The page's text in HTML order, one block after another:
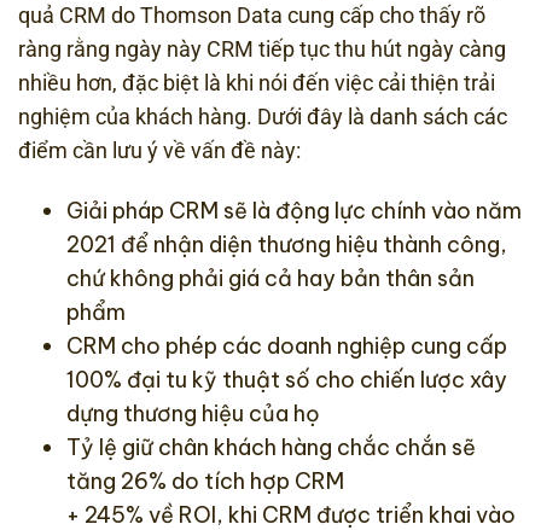
quả CRM do Thomson Data cung cấp cho thấy rõ
ràng rằng ngày này CRM tiếp tục thu hút ngày càng
nhiều hơn, đặc biệt là khi nói đến việc cải thiện trải
nghiệm của khách hàng. Dưới đây là danh sách các
điểm cần lưu ý về vấn đề này:
Giải pháp CRM sẽ là động lực chính vào năm
2021 để nhận diện thương hiệu thành công,
chứ không phải giá cả hay bản thân sản
phẩm
CRM cho phép các doanh nghiệp cung cấp
100% đại tu kỹ thuật số cho chiến lược xây
dựng thương hiệu của họ
Tỷ lệ giữ chân khách hàng chắc chắn sẽ
tăng 26% do tích hợp CRM
+ 245% về ROI, khi CRM được triển khai vào